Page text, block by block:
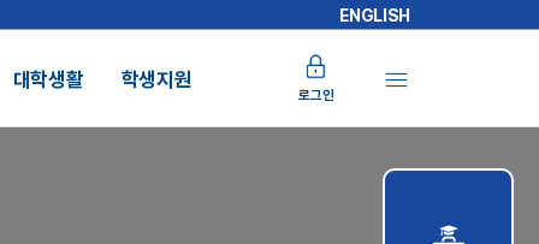
ENGLISH
대학생활 학생지원
로그인